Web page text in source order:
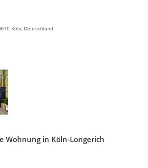
Köln, Deutschland
Wohnung in Köln-Longerich